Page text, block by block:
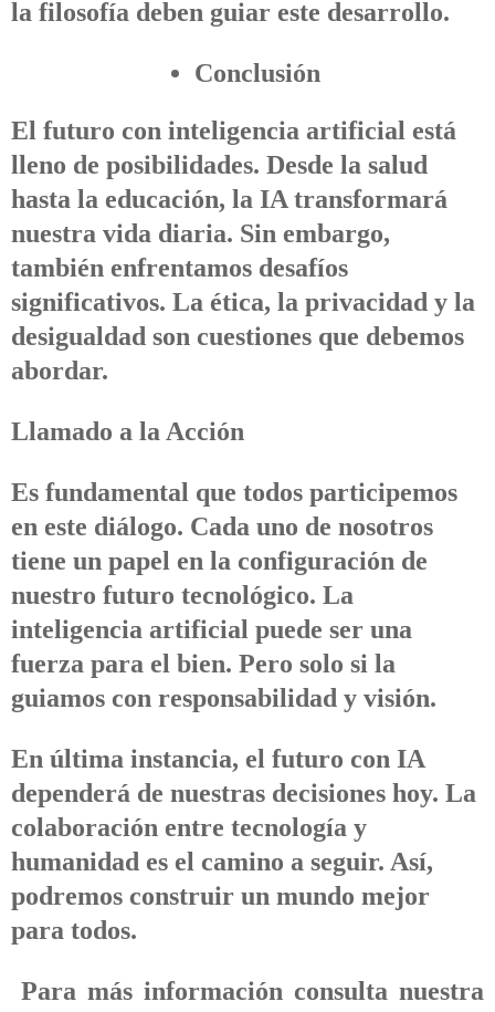
la filosofía deben guiar este desarrollo.
Conclusión
El futuro con inteligencia artificial está
lleno de posibilidades. Desde la salud
hasta la educación, la IA transformará
nuestra vida diaria. Sin embargo,
también enfrentamos desafíos
significativos. La ética, la privacidad y la
desigualdad son cuestiones que debemos
abordar.
Llamado a la Acción
Es fundamental que todos participemos
en este diálogo. Cada uno de nosotros
tiene un papel en la configuración de
nuestro futuro tecnológico. La
inteligencia artificial puede ser una
fuerza para el bien. Pero solo si la
guiamos con responsabilidad y visión.
En última instancia, el futuro con IA
dependerá de nuestras decisiones hoy. La
colaboración entre tecnología y
humanidad es el camino a seguir. Así,
podremos construir un mundo mejor
para todos.
Para más información consulta nuestra